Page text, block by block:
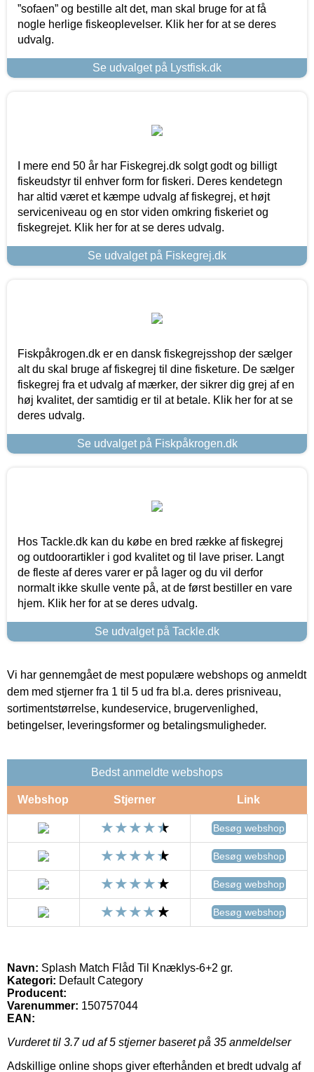
”sofaen” og bestille alt det, man skal bruge for at få
nogle herlige fiskeoplevelser. Klik her for at se deres
udvalg.
Se udvalget på Lystfisk.dk
I mere end 50 år har Fiskegrej.dk solgt godt og billigt
fiskeudstyr til enhver form for fiskeri. Deres kendetegn
har altid været et kæmpe udvalg af fiskegrej, et højt
serviceniveau og en stor viden omkring fiskeriet og
fiskegrejet. Klik her for at se deres udvalg.
Se udvalget på Fiskegrej.dk
Fiskpåkrogen.dk er en dansk fiskegrejsshop der sælger
alt du skal bruge af fiskegrej til dine fisketure. De sælger
fiskegrej fra et udvalg af mærker, der sikrer dig grej af en
høj kvalitet, der samtidig er til at betale. Klik her for at se
deres udvalg.
Se udvalget på Fiskpåkrogen.dk
Hos Tackle.dk kan du købe en bred række af fiskegrej
og outdoorartikler i god kvalitet og til lave priser. Langt
de fleste af deres varer er på lager og du vil derfor
normalt ikke skulle vente på, at de først bestiller en vare
hjem. Klik her for at se deres udvalg.
Se udvalget på Tackle.dk
Vi har gennemgået de mest populære webshops og anmeldt
dem med stjerner fra 1 til 5 ud fra bl.a. deres prisniveau,
sortimentstørrelse, kundeservice, brugervenlighed,
betingelser, leveringsformer og betalingsmuligheder.
Bedst anmeldte webshops
Webshop Stjerner Link
Besøg webshop
Besøg webshop
Besøg webshop
Besøg webshop
Navn: Splash Match Flåd Til Knæklys-6+2 gr.
Kategori: Default Category
Producent:
Varenummer: 150757044
EAN:
Vurderet til 3.7ud af 5 stjerner baseret på 35 anmeldelser
Adskillige online shops giver efterhånden et bredt udvalg af